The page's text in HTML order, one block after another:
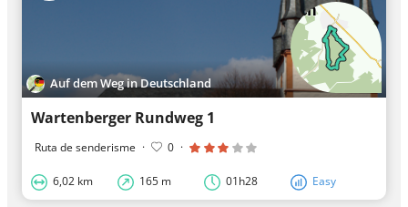
Auf dem Weg in Deutschland
Wartenberger Rundweg 1
Ruta de senderisme · 0 ·
6,02 km 165 m 01h28 Easy